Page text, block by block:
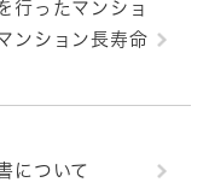
行ったマンショ
ンション長寿命
について